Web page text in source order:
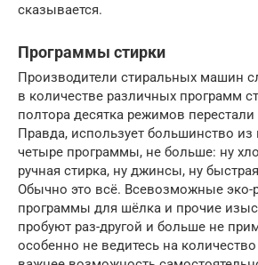
сказывается.
Программы стирки
Производители стиральных машин
в количестве различных программ
полтора десятка режимов
Правда, использует большинство из
четыре программы, не больше: ну
ручная стирка, ну джинсы, ну
Обычно это всё. Всевозможные
программы для шёлка и прочие
пробуют раз-другой и больше не
особенно не ведитесь на